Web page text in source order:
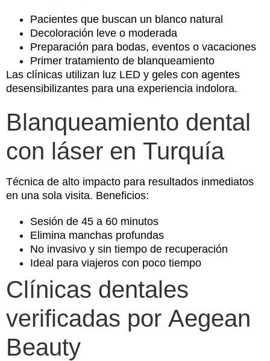
Pacientes que buscan un blanco natural
Decoloración leve o moderada
Preparación para bodas, eventos o vacaciones
Primer tratamiento de blanqueamiento
Las clínicas utilizan luz LED y geles con agentes
desensibilizantes para una experiencia indolora.
Blanqueamiento dental
con láser en Turquía
Técnica de alto impacto para resultados inmediatos
en una sola visita. Beneficios:
Sesión de 45 a 60 minutos
Elimina manchas profundas
No invasivo y sin tiempo de recuperación
Ideal para viajeros con poco tiempo
Clínicas dentales
verificadas por Aegean
Beauty